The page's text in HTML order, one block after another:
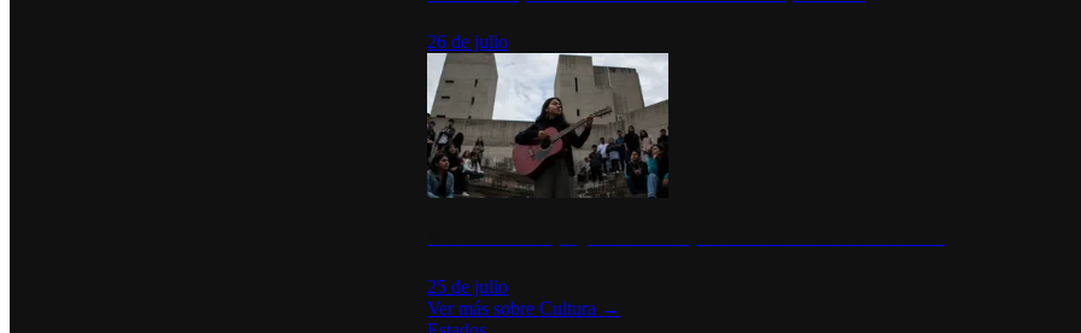
26 de julio
25 de julio
Ver más sobreCultura →